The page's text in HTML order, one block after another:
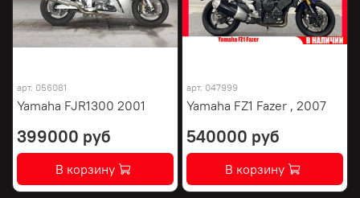
арт. 056081
Yamaha FJR1300 2001
399000 руб
В корзину
арт. 047999
Yamaha FZ1 Fazer , 2007
540000 руб
В корзину